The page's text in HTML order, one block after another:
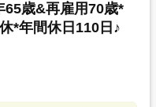
65歳&再雇用70歳*
*年間休日110日♪